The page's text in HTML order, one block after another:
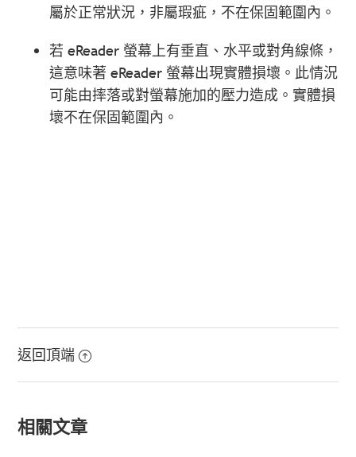
屬於正常狀況，非屬瑕疵，不在保固範圍內。
若 eReader 螢幕上有垂直、水平或對角線條，
這意味著 eReader 螢幕出現實體損壞。此情況
可能由摔落或對螢幕施加的壓力造成。實體損
壞不在保固範圍內。
返回頂端
相關文章